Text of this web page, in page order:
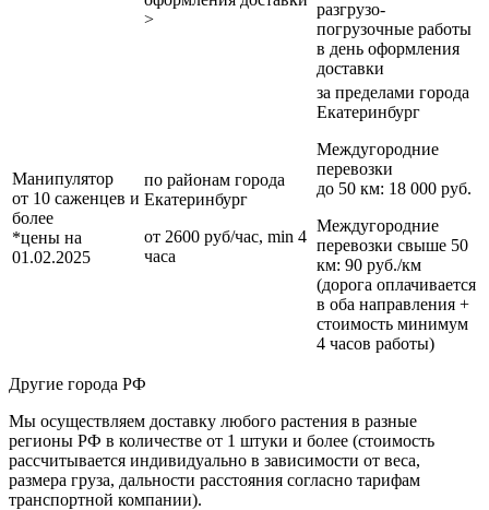
>
разгрузо-
погрузочные работы
в день оформления
доставки
Манипулятор
от 10 саженцев и
более
*цены на
01.02.2025
по районам города
Екатеринбург
от 2600 руб/час, min 4
часа
за пределами города
Екатеринбург
Междугородние
перевозки
до 50 км: 18 000 руб.
Междугородние
перевозки свыше 50
км: 90 руб./км
(дорога оплачивается
в оба направления +
стоимость минимум
4 часов работы)
Другие города РФ
Мы осуществляем доставку любого растения в разные
регионы РФ в количестве от 1 штуки и более (стоимость
рассчитывается индивидуально в зависимости от веса,
размера груза, дальности расстояния согласно тарифам
транспортной компании).